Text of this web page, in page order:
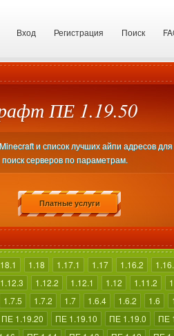
Вход Регистрация Поиск
ПЕ 1.19.50
и список лучших айпи адресов
серверов по параметрам.
Платные услуги
1.18 1.17.1 1.17 1.16.2
1.12.3 1.12.2 1.12.1 1.12 1.11.2
1.7.5 1.7.2 1.7 1.6.4 1.6.2 1.6
ПЕ 1.19.20 ПЕ 1.19.10 ПЕ 1.19.0 ПЕ